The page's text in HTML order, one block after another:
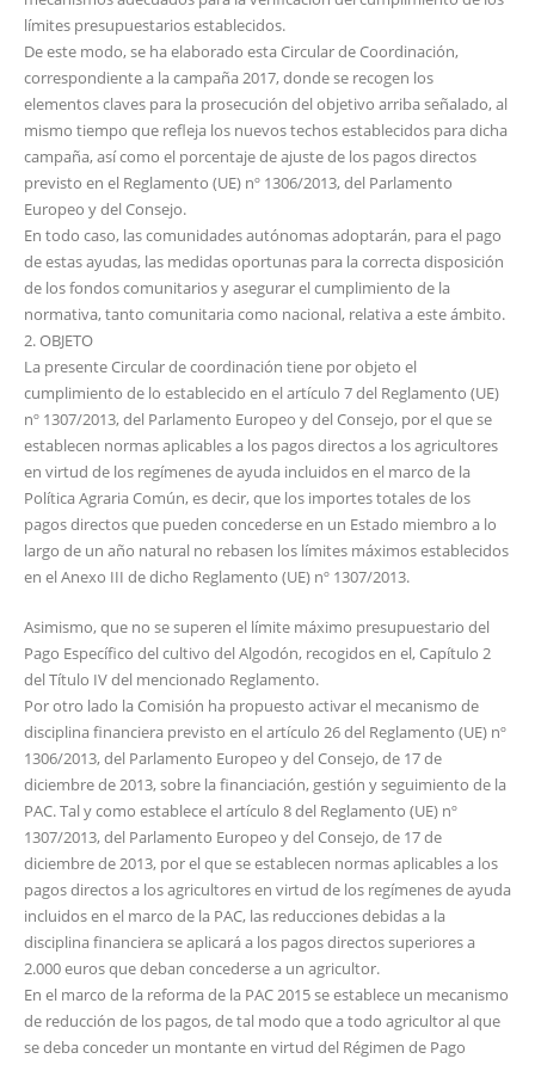
límites presupuestarios establecidos.
De este modo, se ha elaborado esta Circular de Coordinación,
correspondiente a la campaña 2017, donde se recogen los
elementos claves para la prosecución del objetivo arriba señalado, al
mismo tiempo que refleja los nuevos techos establecidos para dicha
campaña, así como el porcentaje de ajuste de los pagos directos
previsto en el Reglamento (UE) nº 1306/2013, del Parlamento
Europeo y del Consejo.
En todo caso, las comunidades autónomas adoptarán, para el pago
de estas ayudas, las medidas oportunas para la correcta disposición
de los fondos comunitarios y asegurar el cumplimiento de la
normativa, tanto comunitaria como nacional, relativa a este ámbito.
2. OBJETO
La presente Circular de coordinación tiene por objeto el
cumplimiento de lo establecido en el artículo 7 del Reglamento (UE)
nº 1307/2013, del Parlamento Europeo y del Consejo, por el que se
establecen normas aplicables a los pagos directos a los agricultores
en virtud de los regímenes de ayuda incluidos en el marco de la
Política Agraria Común, es decir, que los importes totales de los
pagos directos que pueden concederse en un Estado miembro a lo
largo de un año natural no rebasen los límites máximos establecidos
en el Anexo III de dicho Reglamento (UE) nº 1307/2013.
Asimismo, que no se superen el límite máximo presupuestario del
Pago Específico del cultivo del Algodón, recogidos en el, Capítulo 2
del Título IV del mencionado Reglamento.
Por otro lado la Comisión ha propuesto activar el mecanismo de
disciplina financiera previsto en el artículo 26 del Reglamento (UE) nº
1306/2013, del Parlamento Europeo y del Consejo, de 17 de
diciembre de 2013, sobre la financiación, gestión y seguimiento de la
PAC. Tal y como establece el artículo 8 del Reglamento (UE) nº
1307/2013, del Parlamento Europeo y del Consejo, de 17 de
diciembre de 2013, por el que se establecen normas aplicables a los
pagos directos a los agricultores en virtud de los regímenes de ayuda
incluidos en el marco de la PAC, las reducciones debidas a la
disciplina financiera se aplicará a los pagos directos superiores a
2.000 euros que deban concederse a un agricultor.
En el marco de la reforma de la PAC 2015 se establece un mecanismo
de reducción de los pagos, de tal modo que a todo agricultor al que
se deba conceder un montante en virtud del Régimen de Pago